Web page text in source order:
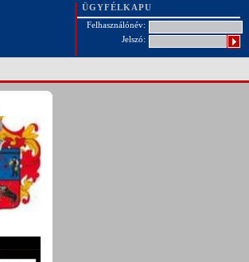
ÜGYFÉLKAPU
Felhasználónév:
Jelszó: